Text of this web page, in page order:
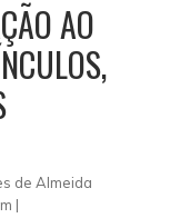
AO
de Almeida
|